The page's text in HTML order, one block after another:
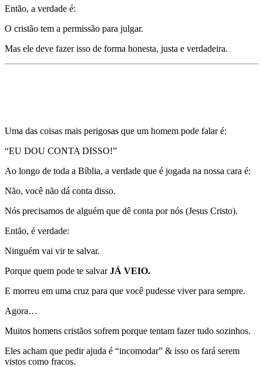
Então, a verdade é:
O cristão tem a permissão para julgar.
Mas ele deve fazer isso de forma honesta, justa e verdadeira.
Uma das coisas mais perigosas que um homem pode falar é:
“EU DOU CONTA DISSO!”
Ao longo de toda a Bíblia, a verdade que é jogada na nossa cara é:
Não, você não dá conta disso.
Nós precisamos de alguém que dê conta por nós (Jesus Cristo).
Então, é verdade:
Ninguém vai vir te salvar.
Porque quem pode te salvarJÁ VEIO.
E morreu em uma cruz para que você pudesse viver para sempre.
Agora…
Muitos homens cristãos sofrem porque tentam fazer tudo sozinhos.
Eles acham que pedir ajuda é “incomodar” & isso os fará serem
vistos como fracos.